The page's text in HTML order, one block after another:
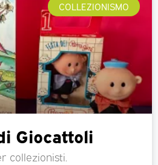
COLLEZIONISMO
Giocattoli
collezionisti.